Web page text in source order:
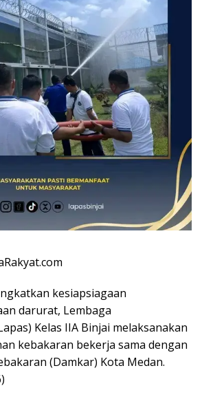
kesiapsiagaan
darurat, Lembaga
Kelas IIA Binjai melaksanakan
kebakaran bekerja sama dengan
(Damkar) Kota Medan.